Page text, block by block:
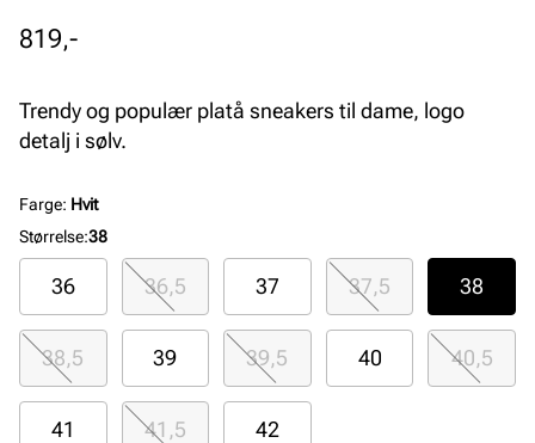
Pris
819,-
Trendy og populær platå sneakers til dame, logo
detalj i sølv.
Farge: Hvit
Størrelse:38
36 36,5 37 37,5 38
38,5 39 39,5 40 40,5
41 41,5 42